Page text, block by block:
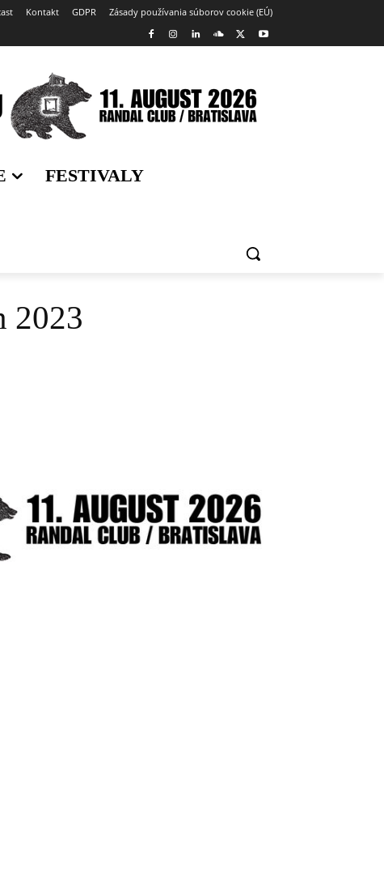
Kontakt GDPR Zásady používania súborov cookie (EÚ)
FESTIVALY
2023